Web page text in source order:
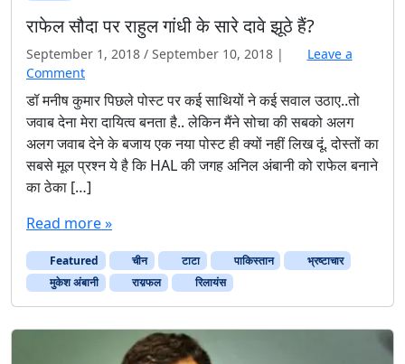
राफेल सौदा पर राहुल गांधी के सारे दावे झूठे हैं?
September 1, 2018 / September 10, 2018 |
Leave a
Comment
डॉ मनीष कुमार पिछले पोस्ट पर कई साथियों ने कई सवाल उठाए..तो
जवाब देना मेरा दायित्व बनता है.. लेकिन मैंने सोचा की सबको अलग
अलग जवाब देने के बजाय एक नया पोस्ट ही क्यों नहीं लिख दूं. दोस्तों का
सबसे मूल प्रश्न ये है कि HAL की जगह अनिल अंबानी को राफेल बनाने
का ठेका […]
Read more »
Featured चीन टाटा पाकिस्‍तान
भ्रष्टाचार
मुकेश अंबानी
राय़फल रिलायंस